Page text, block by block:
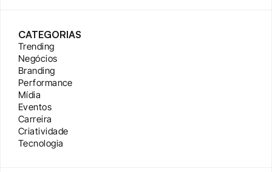
CATEGORIAS
Trending
Negócios
Branding
Performance
Mídia
Eventos
Carreira
Criatividade
Tecnologia